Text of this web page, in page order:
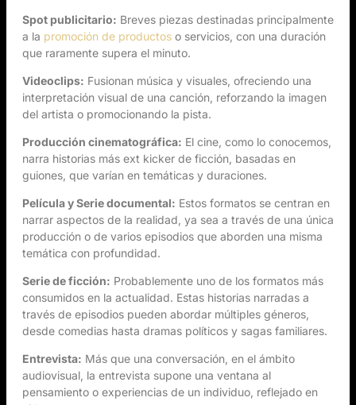
Spot publicitario: Breves piezas destinadas principalmente
a la promoción de productos o servicios, con una duración
que raramente supera el minuto.
Videoclips: Fusionan música y visuales, ofreciendo una
interpretación visual de una canción, reforzando la imagen
del artista o promocionando la pista.
Producción cinematográfica: El cine, como lo conocemos,
narra historias más ext kicker de ficción, basadas en
guiones, que varían en temáticas y duraciones.
Película y Serie documental: Estos formatos se centran en
narrar aspectos de la realidad, ya sea a través de una única
producción o de varios episodios que aborden una misma
temática con profundidad.
Serie de ficción: Probablemente uno de los formatos más
consumidos en la actualidad. Estas historias narradas a
través de episodios pueden abordar múltiples géneros,
desde comedias hasta dramas políticos y sagas familiares.
Entrevista: Más que una conversación, en el ámbito
audiovisual, la entrevista supone una ventana al
pensamiento o experiencias de un individuo, reflejado en